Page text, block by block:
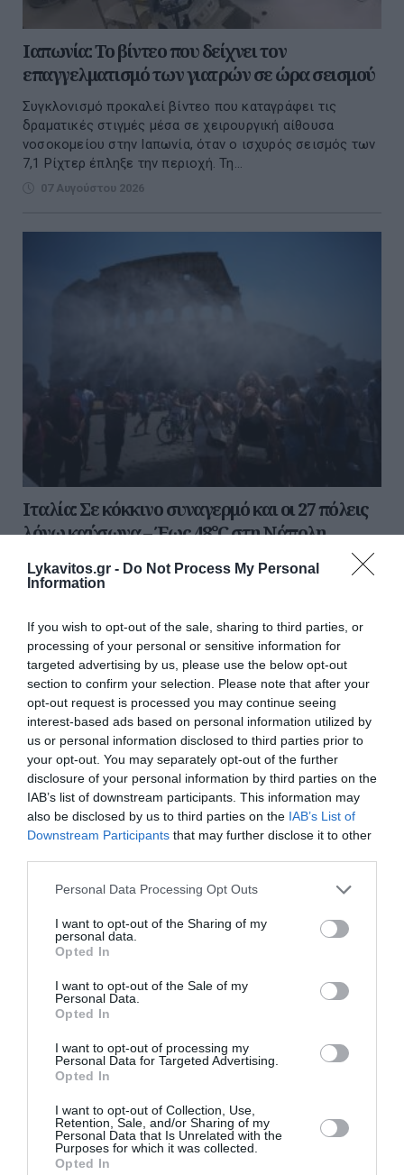
Lykavitos.gr - Do Not Process My Personal
Information
If you wish to opt-out of the sale, sharing to third parties, or
processing of your personal or sensitive information for
targeted advertising by us, please use the below opt-out
section to confirm your selection. Please note that after your
opt-out request is processed you may continue seeing
interest-based ads based on personal information utilized by
us or personal information disclosed to third parties prior to
your opt-out. You may separately opt-out of the further
disclosure of your personal information by third parties on the
IAB’s list of downstream participants. This information may
also be disclosed by us to third parties on the IAB’s List of
Downstream Participants that may further disclose it to other
Please note that this website/app uses one or more Google
not limited to your visit or usage behaviour. You may click to
grant or deny consent to Google and its third-party tags to
use your data for below specified purposes in below Google
consent section.
Personal Data Processing Opt Outs
I want to opt-out of the Sharing of my
personal data.
Opted In
I want to opt-out of the Sale of my
Personal Data.
Opted In
I want to opt-out of processing my
Personal Data for Targeted Advertising.
Opted In
I want to opt-out of Collection, Use,
Retention, Sale, and/or Sharing of my
Personal Data that Is Unrelated with the
Purposes for which it was collected.
Opted In
Ιαπωνία: Το βίντεο που δείχνει τον
επαγγελματισμό των γιατρών σε ώρα σεισμού
Συγκλονισμό προκαλεί βίντεο που καταγράφει τις
δραματικές στιγμές μέσα σε χειρουργική αίθουσα
νοσοκομείου στην Ιαπωνία, όταν ο ισχυρός σεισμός των
7,1 Ρίχτερ έπληξε την περιοχή. Τη...
07 Αυγούστου 2026
Ιταλία: Σε κόκκινο συναγερμό και οι 27 πόλεις
λόγω καύσωνα – Έως 48°C στη Νάπολη
Η Ιταλία βρίσκεται ξανά στο κόκκινο, καθώς η χώρα
βιώνει το τέταρτο και ισχυρότερο κύμα καύσωνα του
συναγερμό και τις 27 πόλεις...
08 Αυγούστου 2026
Αραβία και Πακιστάν δεν στοχεύει κάποια
συγκεκριμένη χώρα»
«Η αμυντική συμφωνία που υπογράφηκε σήμερα μεταξύ
της Σαουδικής Αραβίας, του Πακιστάν και της Τουρκίας
δεν στοχεύει κάποια συγκεκριμένη χώρα», τόνισε η
τουρκική προεδρία σε ανακοίν...
07 Αυγούστου 2026